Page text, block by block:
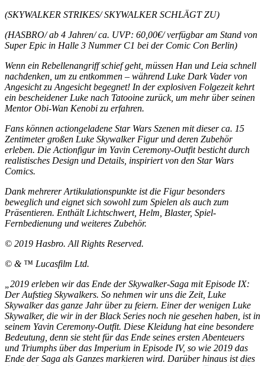
(SKYWALKER STRIKES/ SKYWALKER SCHLÄGT ZU)
(HASBRO/ ab 4 Jahren/ ca. UVP: 60,00€/ verfügbar am Stand von
Super Epic in Halle 3 Nummer C1 bei der Comic Con Berlin)
Wenn ein Rebellenangriff schief geht, müssen Han und Leia schnell
nachdenken, um zu entkommen – während Luke Dark Vader von
Angesicht zu Angesicht begegnet! In der explosiven Folgezeit kehrt
ein bescheidener Luke nach Tatooine zurück, um mehr über seinen
Mentor Obi-Wan Kenobi zu erfahren.
Fans können actiongeladene Star Wars Szenen mit dieser ca. 15
Zentimeter großen Luke Skywalker Figur und deren Zubehör
erleben. Die Actionfigur im Yavin Ceremony-Outfit besticht durch
realistisches Design und Details, inspiriert von den Star Wars
Comics.
Dank mehrerer Artikulationspunkte ist die Figur besonders
beweglich und eignet sich sowohl zum Spielen als auch zum
Präsentieren. Enthält Lichtschwert, Helm, Blaster, Spiel-
Fernbedienung und weiteres Zubehör.
© 2019 Hasbro. All Rights Reserved.
© & ™ Lucasfilm Ltd.
„2019 erleben wir das Ende der Skywalker-Saga mit Episode IX:
Der Aufstieg Skywalkers. So nehmen wir uns die Zeit, Luke
Skywalker das ganze Jahr über zu feiern. Einer der wenigen Luke
Skywalker, die wir in der Black Series noch nie gesehen haben, ist in
seinem Yavin Ceremony-Outfit. Diese Kleidung hat eine besondere
Bedeutung, denn sie steht für das Ende seines ersten Abenteuers
und Triumphs über das Imperium in Episode IV, so wie 2019 das
Ende der Saga als Ganzes markieren wird. Darüber hinaus ist dies